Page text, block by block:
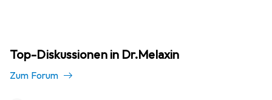
Top-Diskussionen in Dr.Melaxin
Zum Forum